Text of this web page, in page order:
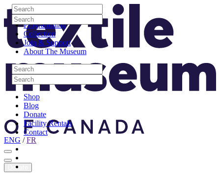
Skip to content
Visit
Programming
Collection
Join & Support
About The Museum
Search
Search
Search
Search
Shop
Blog
Donate
Facility Rentals
Contact
Youtube
Search
Search
Search
Search
Site Logo
ENG /FR
Donate